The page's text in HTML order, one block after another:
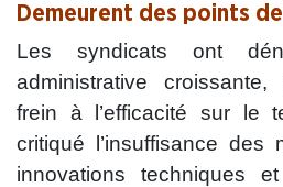
Demeurent des points
Les syndicats ont
administrative
frein à l’efficacité sur le
critiqué l’insuffisance des
innovations techniques